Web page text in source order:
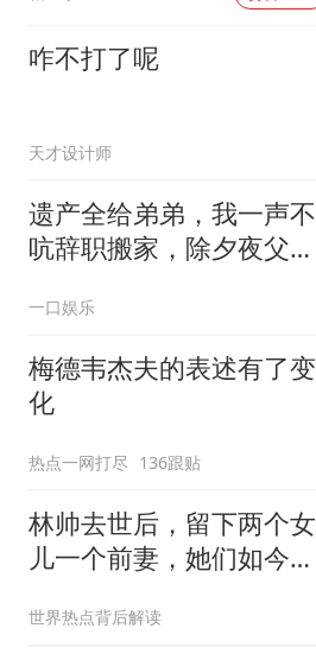
咋不打了呢
天才设计师
遗产全给弟弟，我一声不
吭辞职搬家，除夕夜父亲
一口娱乐
梅德韦杰夫的表述有了变
化
热点一网打尽 136跟贴
林帅去世后，留下两个女
儿一个前妻，她们如今过
世界热点背后解读